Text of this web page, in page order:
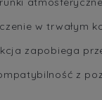
w trwałym
zapobiega
z